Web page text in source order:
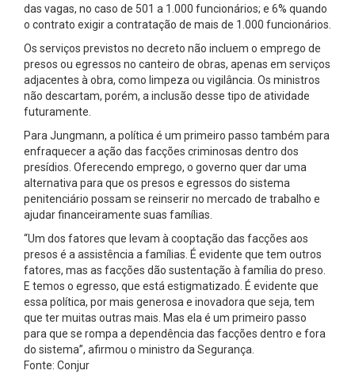
das vagas, no caso de 501 a 1.000 funcionários; e 6% quando
o contrato exigir a contratação de mais de 1.000 funcionários.
Os serviços previstos no decreto não incluem o emprego de
presos ou egressos no canteiro de obras, apenas em serviços
adjacentes à obra, como limpeza ou vigilância. Os ministros
não descartam, porém, a inclusão desse tipo de atividade
futuramente.
Para Jungmann, a política é um primeiro passo também para
enfraquecer a ação das facções criminosas dentro dos
presídios. Oferecendo emprego, o governo quer dar uma
alternativa para que os presos e egressos do sistema
penitenciário possam se reinserir no mercado de trabalho e
ajudar financeiramente suas famílias.
“Um dos fatores que levam à cooptação das facções aos
presos é a assistência a famílias. É evidente que tem outros
fatores, mas as facções dão sustentação à família do preso.
E temos o egresso, que está estigmatizado. É evidente que
essa política, por mais generosa e inovadora que seja, tem
que ter muitas outras mais. Mas ela é um primeiro passo
para que se rompa a dependência das facções dentro e fora
do sistema”, afirmou o ministro da Segurança.
Fonte: Conjur